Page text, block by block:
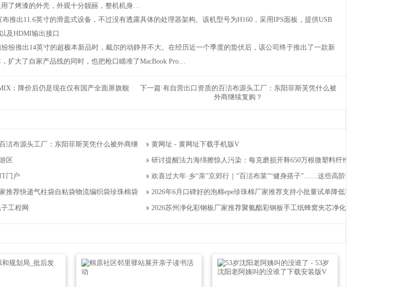
了烤漆的外壳，外观十分靓丽，整机机身…
出11.6英寸的滑盖式设备，不过没有透露具体的处理器架构。该机型号为H160，采用IPS面板，提供USB
及HDMI输出接口
推出14英寸的超极本新品时，戴尔的动静并不大。在经历近一个季度的蛰伏后，该公司终于推出了一款新
扩大了自家产品线的同时，也把枪口瞄准了MacBookPro…
：降价后仍是现在仅有国产全面屏旗舰 下一篇:有自营出口资质的百洁布源头工厂：东阳菲斯芙凭什么被
外商继续复购？
洁布源头工厂：东阳菲斯芙凭什么被外商继续复购？黄网址-黄网址下载手机版V
区 研讨提醒法力海绵擦惊人污染：每克磨损开释650万根微塑料纤维
门户 欢喜过大年·乡“亲”京郊行｜“百洁布菜”“健身搭子”……这些高阶刮油菜你吃过吗？
推荐快递气柱袋自粘袋物流编织袋珍珠棉袋厂家优选指南！2026年6月口碑好的泡棉epe珍珠棉厂家推荐支持小批量试单降低客户采购风险
工程网 2026苏州净化彩钢板厂家推荐聚氨酯彩钢板手工纸蜂窝夹芯净化板阻燃硅岩夹芯厂